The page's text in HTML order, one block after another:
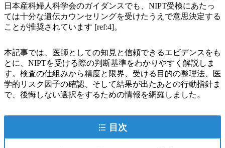
日本産科婦人科学会のガイダンスでも、NIPT受検にあたっ
ては十分な遺伝カウンセリングを受けたうえで意思決定する
ことが推奨されています [ref:4]。
本記事では、医師としての知見と信頼できるエビデンスをも
とに、NIPTを受ける際の判断基準をわかりやすく解説しま
す。検査の仕組みから精度と限界、受ける目的の整理法、医
学的リスク因子の確認、そして結果が出たあとの行動指針ま
で、後悔しない選択をするための情報を網羅しました。
目次